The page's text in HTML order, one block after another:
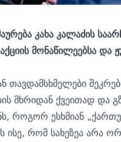
კახა კალაძის
მონაწილეებსა და
თავდამსხმელები
მხრიდან ქვეითად და
როგორ ესხმიან
ისე, რომ სახეზეა არა